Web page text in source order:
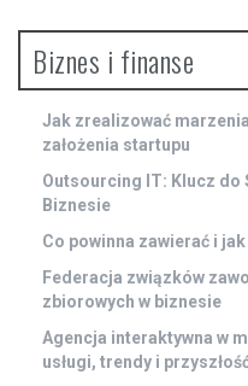
Biznes i finanse
Jak zrealizować
założenia startupu
Outsourcing IT: Klucz do
Biznesie
Co powinna zawierać i
Federacja związków
zbiorowych w biznesie
Agencja interaktywna w
usługi, trendy i